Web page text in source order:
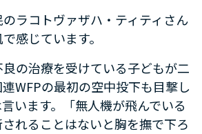
ラコトヴァザハ・ティティさん
感じています。
良の治療を受けている子どもが二
WFPの最初の空中投下も目撃し
います。「無人機が飛んでいる
れることはないと胸を撫で下ろ